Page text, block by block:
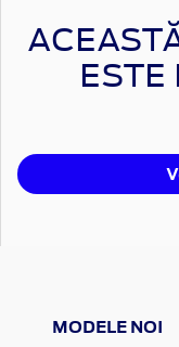
MODELE NOI